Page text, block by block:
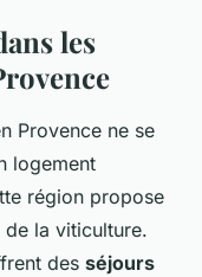
les
Provence ne se
logement
région propose
de la viticulture.
des séjours